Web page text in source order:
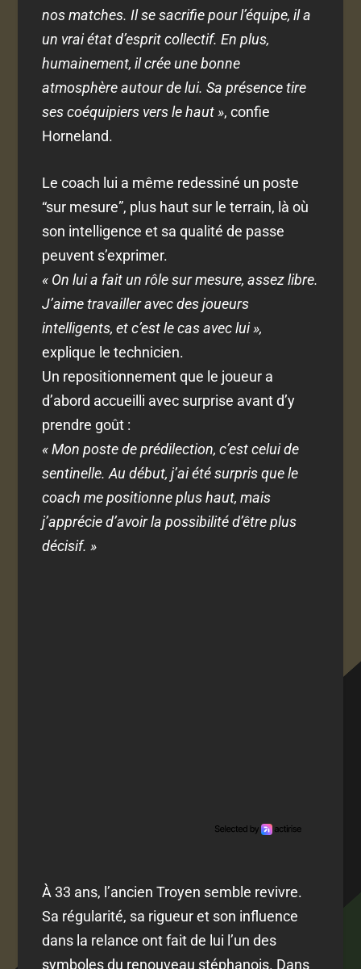
nos matches. Il se sacrifie pour l’équipe, il a
un vrai état d’esprit collectif. En plus,
humainement, il crée une bonne
atmosphère autour de lui. Sa présence tire
ses coéquipiers vers le haut », confie
Horneland.
Le coach lui a même redessiné un poste
“sur mesure”, plus haut sur le terrain, là où
son intelligence et sa qualité de passe
peuvent s’exprimer.
« On lui a fait un rôle sur mesure, assez libre.
J’aime travailler avec des joueurs
intelligents, et c’est le cas avec lui »,
explique le technicien.
Un repositionnement que le joueur a
d’abord accueilli avec surprise avant d’y
prendre goût :
« Mon poste de prédilection, c’est celui de
sentinelle. Au début, j’ai été surpris que le
coach me positionne plus haut, mais
j’apprécie d’avoir la possibilité d’être plus
décisif. »
À 33 ans, l’ancien Troyen semble revivre.
Sa régularité, sa rigueur et son influence
dans la relance ont fait de lui l’un des
symboles du renouveau stéphanois. Dans